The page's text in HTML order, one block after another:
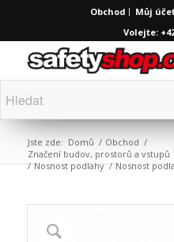
Obchod Můj
Volejte:
Jste zde: Domů / Obchod /
Značení budov, prostorů a vstupů
/ Nosnost podlahy / Nosnost